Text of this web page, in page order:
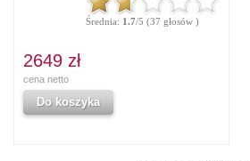
Średnia: 1.7/5 (37 głosów )
2649 zł
cena netto
Do koszyka